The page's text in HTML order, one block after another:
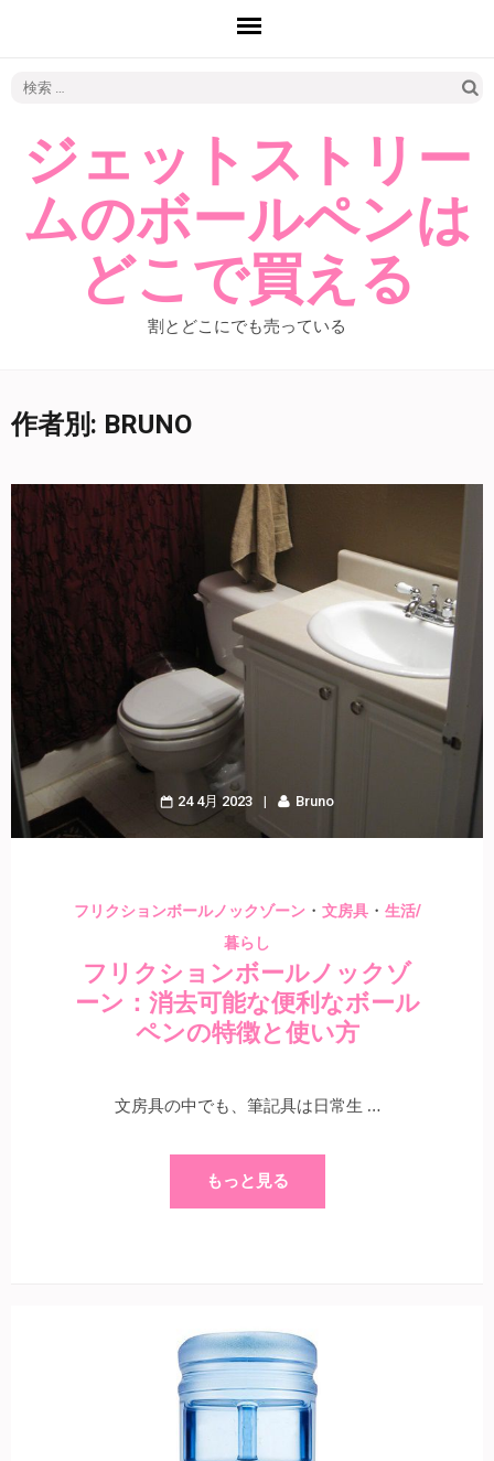
ジェットストリー
ムのボールペンは
どこで買える
割とどこにでも売っている
作者別: BRUNO
24 4月 2023 Bruno
フリクションボールノックゾーン ・ 文房具・ 生活/
暮らし
フリクションボールノックゾ
ーン：消去可能な便利なボール
ペンの特徴と使い方
文房具の中でも、筆記具は日常生 …
もっと見る